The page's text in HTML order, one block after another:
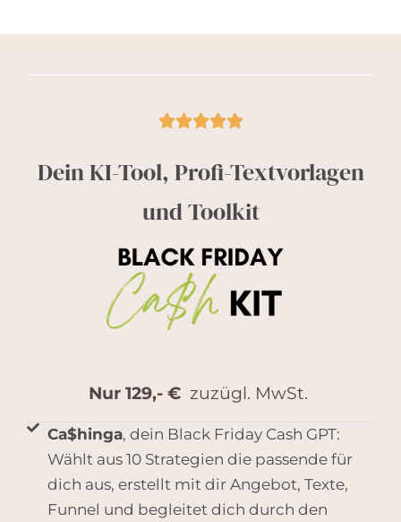

Dein KI-Tool, Profi-Textvorlagen
und Toolkit
Nur 129,- € zuzügl. MwSt.
Ca$hinga, dein Black Friday Cash GPT:
Wählt aus 10 Strategien die passende für
dich aus, erstellt mit dir Angebot, Texte,
Funnel und begleitet dich durch den